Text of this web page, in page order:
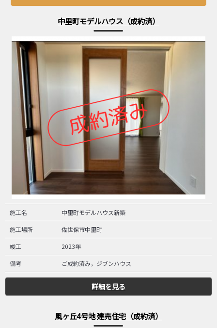
中里町モデルハウス（成約済）
施工名 中里町モデルハウス新築
施工場所 佐世保市中里町
竣工 2023年
備考 ご成約済み，ジブンハウス
詳細を見る
風ヶ丘4号地 建売住宅（成約済）